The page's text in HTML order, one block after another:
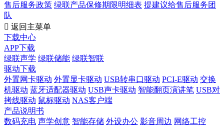
售后服务政策 绿联产品保修期限明细表 提建议给售后服务团
队
 返回主菜单
下载中心
APP下载
绿联声学 绿联储能 绿联智联
驱动下载
外置网卡驱动 外置显卡驱动 USB转串口驱动 PCI-E驱动 交换
机驱动 蓝牙适配器驱动 USB声卡驱动 智能翻页演讲笔 USB对
拷线驱动 鼠标驱动 NAS客户端
产品说明书
数码充电 声学创意 智能存储 外设办公 影音周边 网络工控